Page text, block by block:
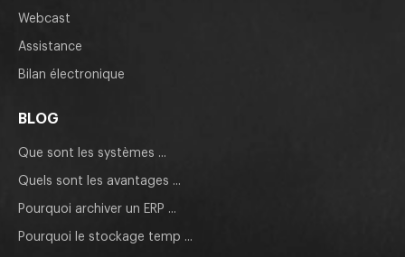
Webcast
Assistance
Bilan électronique
BLOG
Que sont les systèmes ...
Quels sont les avantages ...
Pourquoi archiver un ERP ...
Pourquoi le stockage temp ...